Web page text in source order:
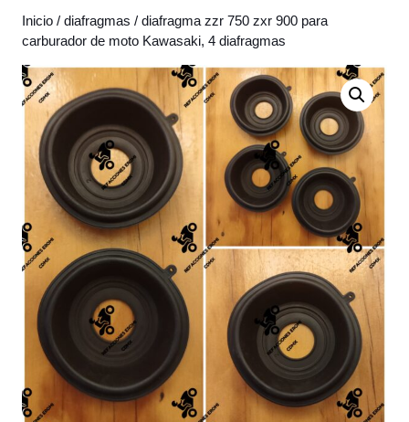
Inicio / diafragmas / diafragma zzr 750 zxr 900 para
carburador de moto Kawasaki, 4 diafragmas